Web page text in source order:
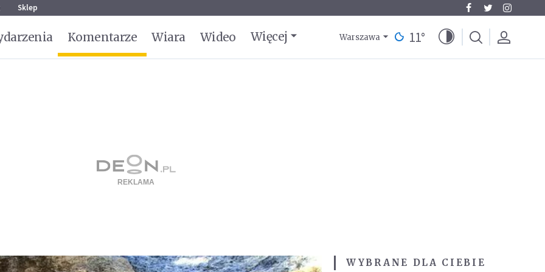
Sklep
Komentarze Wiara Wideo Więcej Warszawa 11°
WYBRANE DLA CIEBIE